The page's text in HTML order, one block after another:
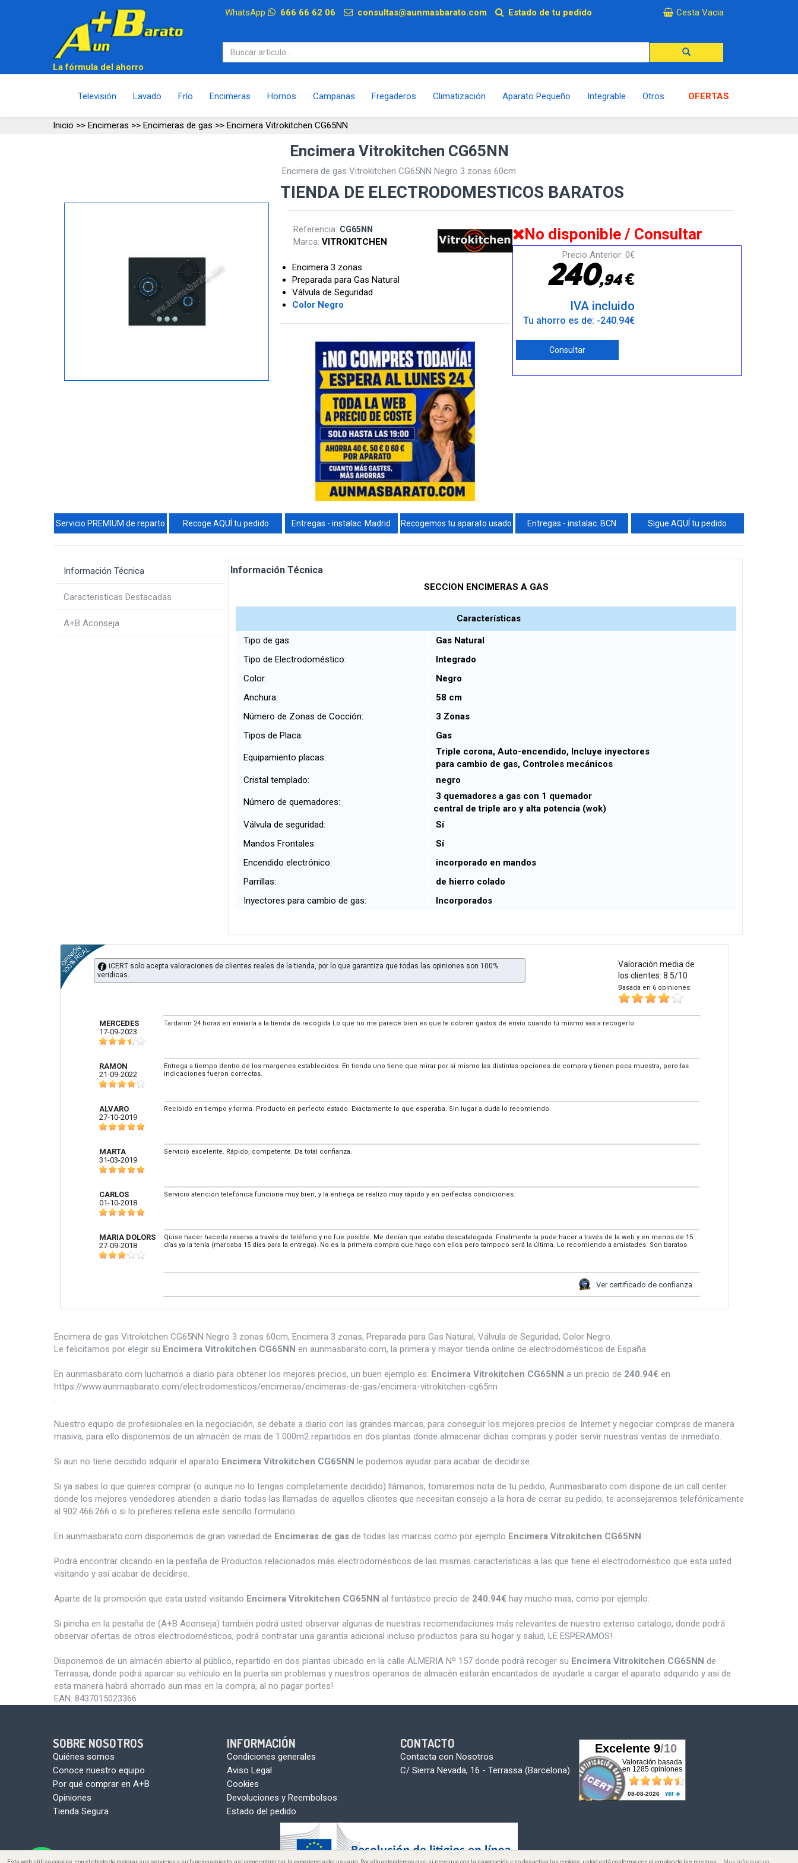
WhatsApp 666 66 62 06 consultas@aunmasbarato.com Estado de tu pedido Cesta Vacia
La fórmula del ahorro
Televisión Lavado Frío Encimeras Hornos Campanas Fregaderos Climatización Aparato Pequeño Integrable Otros OFERTAS
Inicio >> Encimeras >> Encimeras de gas >> Encimera Vitrokitchen CG65NN
Encimera Vitrokitchen CG65NN
Encimera de gas Vitrokitchen CG65NN Negro 3 zonas 60cm
TIENDA DE ELECTRODOMESTICOS BARATOS
Referencia: CG65NN
Marca:VITROKITCHEN
Encimera 3 zonas
Preparada para Gas Natural
Válvula de Seguridad
Color Negro
No disponible / Consultar
Precio Anterior: 0€
240,94€
IVA incluido
Tu ahorro es de: -240.94€
Consultar
Servicio PREMIUM de reparto Recoge AQUÍ tu pedido Entregas - instalac. Madrid Recogemos tu aparato usado Entregas - instalac. BCN Sigue AQUÍ tu pedido
Información Técnica
Caracteristicas Destacadas
A+B Aconseja
Información Técnica
SECCION ENCIMERAS A GAS
Características
Tipo de gas:
Gas Natural
Tipo de Electrodoméstico:
Integrado
Color:
Negro
Anchura:
58 cm
Número de Zonas de Cocción:
3 Zonas
Tipos de Placa:
Gas
Equipamiento placas:
Triple corona, Auto-encendido, Incluye inyectores
para cambio de gas, Controles mecánicos
Cristal templado:
negro
Número de quemadores:
3 quemadores a gas con 1 quemador
central de triple aro y alta potencia (wok)
Válvula de seguridad:
Sí
Mandos Frontales:
Sí
Encendido electrónico:
incorporado en mandos
Parrillas:
de hierro colado
Inyectores para cambio de gas:
Incorporados
Valoración media de
los clientes: 8.5/10
Basada en 6 opiniones:
iCERT solo acepta valoraciones de clientes reales de la tienda, por lo que garantiza que todas las opiniones son 100%
veridicas.
MERCEDES
17-09-2023
Tardaron 24 horas en enviarla a la tienda de recogida Lo que no me parece bien es que te cobren gastos de envío cuando tú mismo vas a recogerlo
RAMON
21-09-2022
Entrega a tiempo dentro de los margenes establecidos. En tienda uno tiene que mirar por si mismo las distintas opciones de compra y tienen poca muestra, pero las
indicaciones fueron correctas.
ALVARO
27-10-2019
Recibido en tiempo y forma. Producto en perfecto estado. Exactamente lo que esperaba. Sin lugar a duda lo recomiendo.
MARTA
31-03-2019
Servicio excelente. Rápido, competente. Da total confianza.
CARLOS
01-10-2018
Servicio atención telefónica funciona muy bien, y la entrega se realizó muy rápido y en perfectas condiciones.
MARIA DOLORS
27-09-2018
Quise hacer hacerla reserva a través de teléfono y no fue posible. Me decían que estaba descatalogada. Finalmente la pude hacer a través de la web y en menos de 15
días ya la tenía (marcaba 15 días para la entrega). No es la primera compra que hago con ellos pero tampoco será la última. Lo recomiendo a amistades. Son baratos
Ver certificado de confianza
Encimera de gas Vitrokitchen CG65NN Negro 3 zonas 60cm, Encimera 3 zonas, Preparada para Gas Natural, Válvula de Seguridad, Color Negro.
Le felicitamos por elegir su Encimera Vitrokitchen CG65NN en aunmasbarato.com, la primera y mayor tienda online de electrodomésticos de España.
En aunmasbarato.com luchamos a diario para obtener los mejores precios, un buen ejemplo es: Encimera Vitrokitchen CG65NN a un precio de 240.94€ en
https://www.aunmasbarato.com/electrodomesticos/encimeras/encimeras-de-gas/encimera-vitrokitchen-cg65nn
.
Nuestro equipo de profesionales en la negociación, se debate a diario con las grandes marcas, para conseguir los mejores precios de Internet y negociar compras de manera
masiva, para ello disponemos de un almacén de mas de 1.000m2 repartidos en dos plantas donde almacenar dichas compras y poder servir nuestras ventas de inmediato.
Si aun no tiene decidido adquirir el aparato Encimera Vitrokitchen CG65NN le podemos ayudar para acabar de decidirse.
Si ya sabes lo que quieres comprar (o aunque no lo tengas completamente decidido) llámanos, tomaremos nota de tu pedido, Aunmasbarato.com dispone de un call center
donde los mejores vendedores atienden a diario todas las llamadas de aquellos clientes que necesitan consejo a la hora de cerrar su pedido, te aconsejaremos telefónicamente
al 902.466.266 o si lo prefieres rellena este sencillo formulario.
En aunmasbarato.com disponemos de gran variedad de Encimeras de gas de todas las marcas como por ejemplo Encimera Vitrokitchen CG65NN
Podrá encontrar clicando en la pestaña de Productos relacionados más electrodomésticos de las mismas características a las que tiene el electrodoméstico que esta usted
visitando y así acabar de decidirse.
Aparte de la promoción que esta usted visitando Encimera Vitrokitchen CG65NN al fantástico precio de 240.94€ hay mucho mas, como por ejemplo:
Si pincha en la pestaña de (A+B Aconseja) también podrá usted observar algunas de nuestras recomendaciones más relevantes de nuestro extenso catalogo, donde podrá
observar ofertas de otros electrodomésticos, podrá contratar una garantía adicional incluso productos para su hogar y salud, LE ESPERAMOS!
Disponemos de un almacén abierto al público, repartido en dos plantas ubicado en la calle ALMERIA Nº 157 donde podrá recoger su Encimera Vitrokitchen CG65NN de
Terrassa, donde podrá aparcar su vehículo en la puerta sin problemas y nuestros operarios de almacén estarán encantados de ayudarle a cargar el aparato adquirido y así de
esta manera habrá ahorrado aun mas en la compra, al no pagar portes!
EAN: 8437015023366
SOBRE NOSOTROS
Quiénes somos
Conoce nuestro equipo
Por qué comprar en A+B
Opiniones
Tienda Segura
INFORMACIÓN
Condiciones generales
Aviso Legal
Cookies
Devoluciones y Reembolsos
Estado del pedido
CONTACTO
Contacta con Nosotros
C/ Sierra Nevada, 16 - Terrassa (Barcelona)